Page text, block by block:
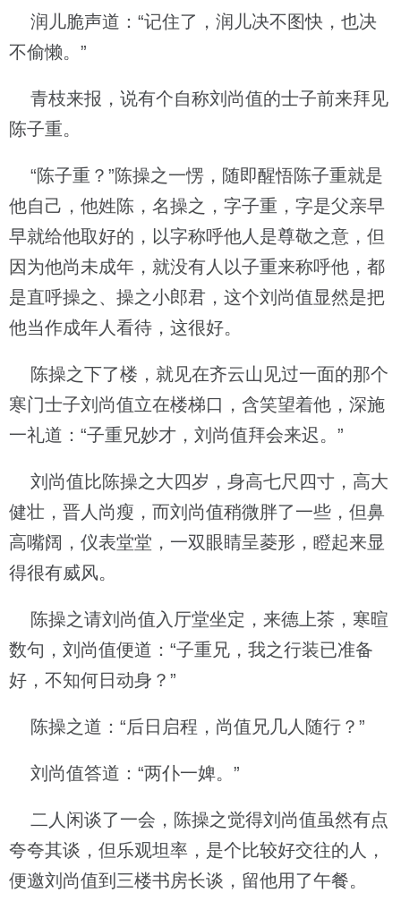
润儿脆声道：“记住了，润儿决不图快，也决
不偷懒。”
青枝来报，说有个自称刘尚值的士子前来拜见
陈子重。
“陈子重？”陈操之一愣，随即醒悟陈子重就是
他自己，他姓陈，名操之，字子重，字是父亲早
早就给他取好的，以字称呼他人是尊敬之意，但
因为他尚未成年，就没有人以子重来称呼他，都
是直呼操之、操之小郎君，这个刘尚值显然是把
他当作成年人看待，这很好。
陈操之下了楼，就见在齐云山见过一面的那个
寒门士子刘尚值立在楼梯口，含笑望着他，深施
一礼道：“子重兄妙才，刘尚值拜会来迟。”
刘尚值比陈操之大四岁，身高七尺四寸，高大
健壮，晋人尚瘦，而刘尚值稍微胖了一些，但鼻
高嘴阔，仪表堂堂，一双眼睛呈菱形，瞪起来显
得很有威风。
陈操之请刘尚值入厅堂坐定，来德上茶，寒暄
数句，刘尚值便道：“子重兄，我之行装已准备
好，不知何日动身？”
陈操之道：“后日启程，尚值兄几人随行？”
刘尚值答道：“两仆一婢。”
二人闲谈了一会，陈操之觉得刘尚值虽然有点
夸夸其谈，但乐观坦率，是个比较好交往的人，
便邀刘尚值到三楼书房长谈，留他用了午餐。